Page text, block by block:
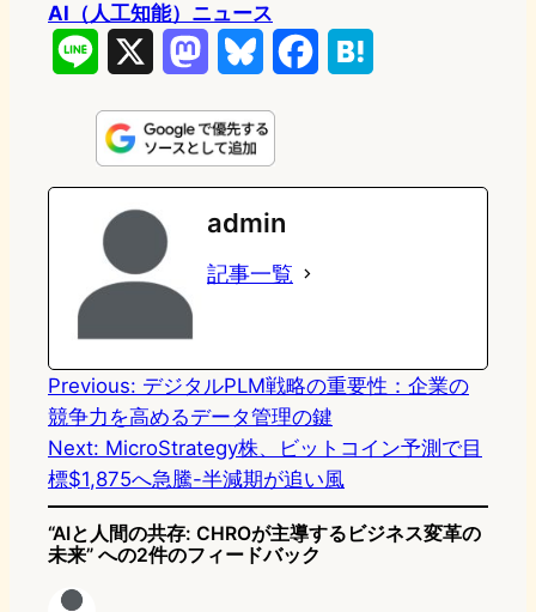
AI（人工知能）ニュース
n
e
s
t
o
d
n
u
e
s
k
e
k
e
admin
記事一覧
Previous: デジタルPLM戦略の重要性：企業の
競争力を高めるデータ管理の鍵
Next: MicroStrategy株、ビットコイン予測で目
標$1,875へ急騰-半減期が追い風
“AIと人間の共存: CHROが主導するビジネス変革の
未来” への2件のフィードバック